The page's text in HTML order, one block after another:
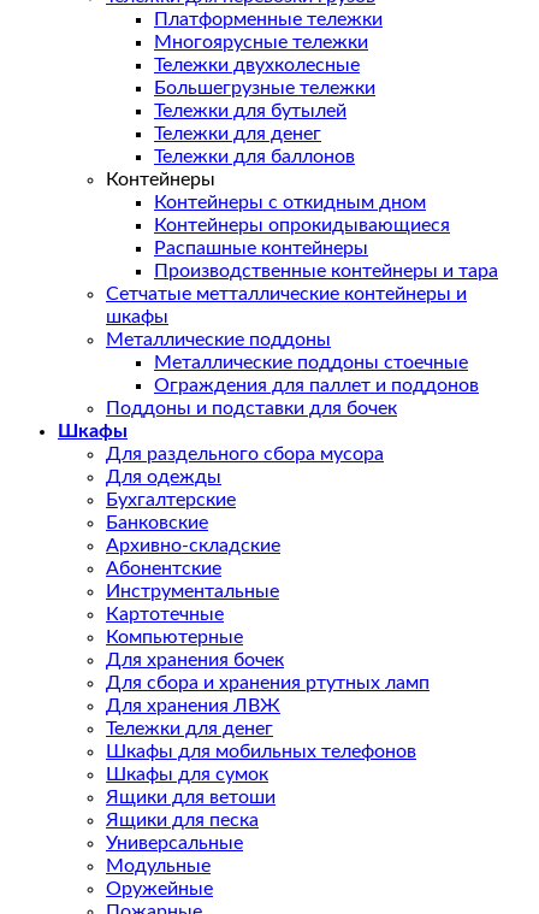
Платформенные тележки
Многоярусные тележки
Тележки двухколесные
Большегрузные тележки
Тележки для бутылей
Тележки для денег
Тележки для баллонов
Контейнеры
Контейнеры с откидным дном
Контейнеры опрокидывающиеся
Распашные контейнеры
Производственные контейнеры и тара
Сетчатые метталлические контейнеры и
шкафы
Металлические поддоны
Металлические поддоны стоечные
Ограждения для паллет и поддонов
Поддоны и подставки для бочек
Шкафы
Для раздельного сбора мусора
Для одежды
Бухгалтерские
Банковские
Архивно-складские
Абонентские
Инструментальные
Картотечные
Компьютерные
Для хранения бочек
Для сбора и хранения ртутных ламп
Для хранения ЛВЖ
Тележки для денег
Шкафы для мобильных телефонов
Шкафы для сумок
Ящики для ветоши
Ящики для песка
Универсальные
Модульные
Оружейные